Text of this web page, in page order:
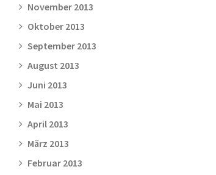
November 2013
Oktober 2013
September 2013
August 2013
Juni 2013
Mai 2013
April 2013
März 2013
Februar 2013